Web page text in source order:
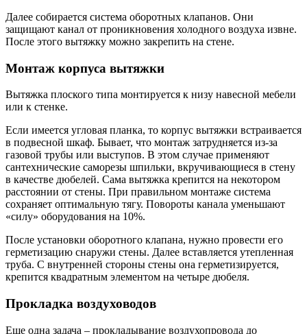
Далее собирается система оборотных клапанов. Они
защищают канал от проникновения холодного воздуха извне.
После этого вытяжку можно закрепить на стене.
Монтаж корпуса вытяжки
Вытяжка плоского типа монтируется к низу навесной мебели
или к стенке.
Если имеется угловая планка, то корпус вытяжки встраивается
в подвесной шкаф. Бывает, что монтаж затрудняется из-за
газовой трубы или выступов. В этом случае применяют
сантехнические саморезы шпильки, вкручивающиеся в стену
в качестве дюбелей. Сама вытяжка крепится на некотором
расстоянии от стены. При правильном монтаже система
сохраняет оптимальную тягу. Повороты канала уменьшают
«силу» оборудования на 10%.
После установки оборотного клапана, нужно провести его
герметизацию снаружи стены. Далее вставляется утепленная
труба. С внутренней стороны стены она герметизируется,
крепится квадратным элементом на четыре дюбеля.
Прокладка воздуховодов
Еще одна задача – прокладывание воздухопровода до